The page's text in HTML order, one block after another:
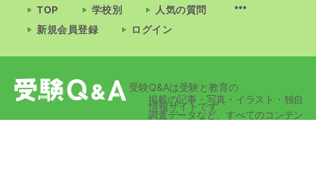
TOP 学校別
人気の質問
新規会員登録
ログイン
受験Q&Aは受験と教育の
情報サイトです
掲載の記事・写真・イラスト・独自
調査データなど、すべてのコンテン